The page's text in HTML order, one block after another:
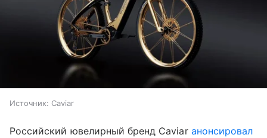
Источник: Caviar
Российский ювелирный бренд Caviar анонсировал